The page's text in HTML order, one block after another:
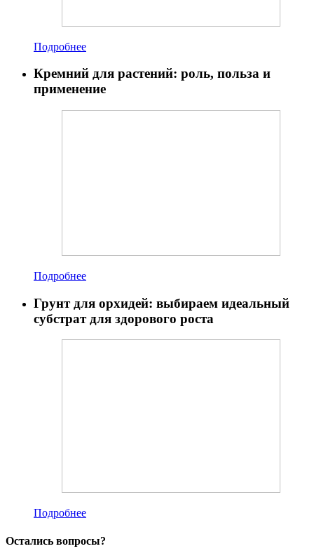
Подробнее
Кремний для растений: роль, польза и
применение
Подробнее
Грунт для орхидей: выбираем идеальный
субстрат для здорового роста
Подробнее
Остались вопросы?